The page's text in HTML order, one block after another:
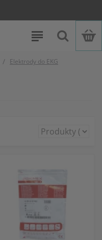
Elektrody do EKG